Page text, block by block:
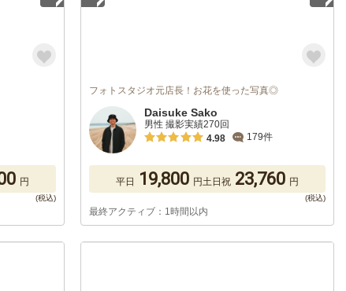
円
フォトスタジオ元店長！お花を使った写真◎
Daisuke Sako
男性 撮影実績270回
4.98
179件
平日 19,800 円土日祝 23,760 円
最終アクティブ：1時間以内